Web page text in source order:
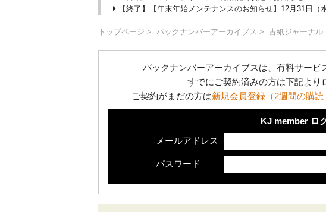
新型コロナ
段原紙の転抄・輸出
ヤードレポート
新規ヤード
製品価格
海外市況
【終了】【年末年始メンテナンスのお知らせ】12月31日（
トップページ バックナンバーアーカイブス 古紙ジャーナル
バックナンバーアーカイブスは、有料サービ
すでにご契約済みの方は下記より
ご契約がまだの方は新規会員登録（2週間の購読
KJ member ロ
メールアドレス
パスワード